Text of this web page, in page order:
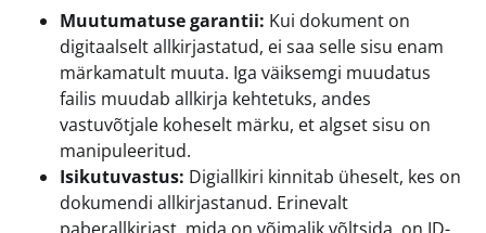
Muutumatuse garantii: Kui dokument on
digitaalselt allkirjastatud, ei saa selle sisu enam
märkamatult muuta. Iga väiksemgi muudatus
failis muudab allkirja kehtetuks, andes
vastuvõtjale koheselt märku, et algset sisu on
manipuleeritud.
Isikutuvastus: Digiallkiri kinnitab üheselt, kes on
dokumendi allkirjastanud. Erinevalt